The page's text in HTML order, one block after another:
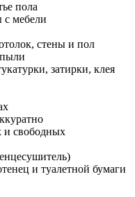
пола
мебели
стены и пол
затирки, клея
и свободных
и туалетной бумаги